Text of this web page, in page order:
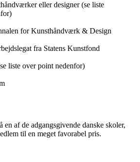
eller designer (se liste
for Kunsthåndværk & Design
fra Statens Kunstfond
liste over point nedenfor)
en af de adgangsgivende danske skoler,
til en meget favorabel pris.